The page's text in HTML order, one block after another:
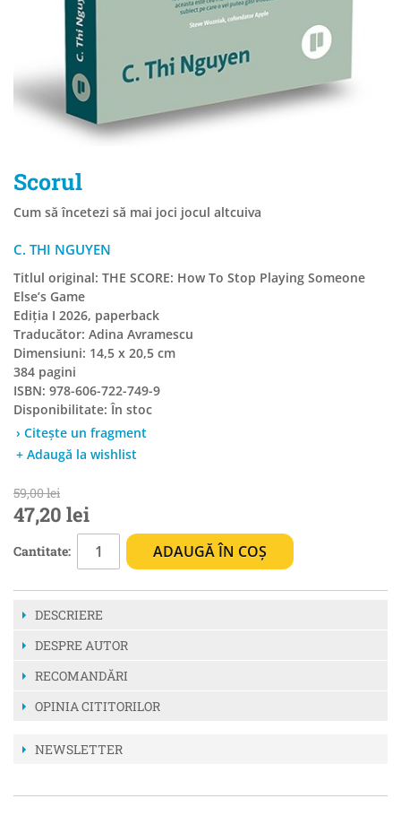
Scorul
Cum să încetezi să mai joci jocul altcuiva
C. THI NGUYEN
Titlul original: THE SCORE: How To Stop Playing Someone
Else’s Game
Ediția I 2026, paperback
Traducător: Adina Avramescu
Dimensiuni: 14,5 x 20,5 cm
384 pagini
ISBN: 978-606-722-749-9
Disponibilitate: În stoc
› Citește un fragment
+ Adaugă la wishlist
59,00 lei
47,20 lei
Cantitate: ADAUGĂ ÎN COȘ
DESCRIERE
DESPRE AUTOR
RECOMANDĂRI
OPINIA CITITORILOR
NEWSLETTER